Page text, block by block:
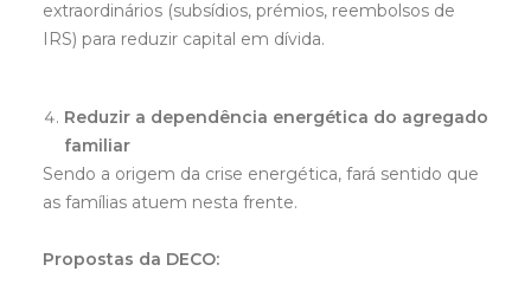
extraordinários (subsídios, prémios, reembolsos de
IRS) para reduzir capital em dívida.
Reduzir a dependência energética do agregado
familiar
Sendo a origem da crise energética, fará sentido que
as famílias atuem nesta frente.
Propostas da DECO: